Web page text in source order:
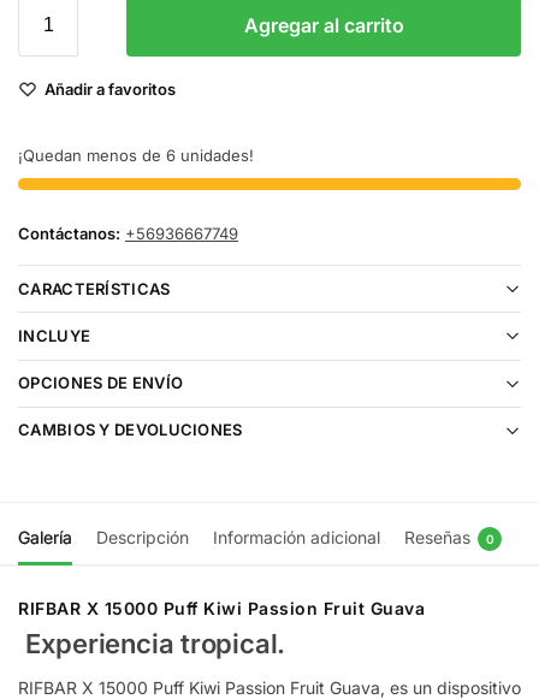
Agregar al carrito
Añadir a favoritos
¡Quedan menos de 6 unidades!
Contáctanos: +56936667749
CARACTERÍSTICAS
INCLUYE
OPCIONES DE ENVÍO
CAMBIOS Y DEVOLUCIONES
Galería Descripción Información adicional Reseñas 0
RIFBAR X 15000 Puff Kiwi Passion Fruit Guava
Experiencia tropical.
RIFBAR X 15000 Puff Kiwi Passion Fruit Guava, es un dispositivo